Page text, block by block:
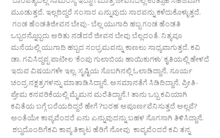
ದಾಂಪತ್ಯದಲ್ಲಿ ಸಾಮರಸ್ಯ ಇದ್ದಾಗ ಮಾತ್ರ ಜೀವನದಲ್ಲಿ ಉತ್ಸಾಹ ಸಹಜವಾಗಿ
ಮೂಡುತ್ತದೆ. ಇಲ್ಲದಿದ್ದರೆ ಸಂಸಾರ ಎನ್ನುವುದು ಸಾರವನ್ನು ಕಳೆದುಕೊಳ್ಳುತ್ತದೆ.
ಗಂಡ ಹೆಂಡತಿಜೀವನ ಬೇವು- ಬೆಲ್ಲ ಯುಗಾದಿ ಹಬ್ಬ ಗಂಡ ಹೆಂಡತಿ
ಒಬ್ಬರನ್ನೊಬ್ಬರು ಅರಿತು ನಡೆದರೆ ಜೀವನ ಬೇವು ಬೆಲ್ಲದಂತೆ. ನಿತ್ಯವೂ
ಮನೆಯಲ್ಲಿ ಯುಗಾದಿ ಹಬ್ಬದ ಸಂಭ್ರಮವನ್ನು ಕಾಣಲು ಸಾಧ್ಯವಾಗುತ್ತದೆ. ಕವಿ
ಡಾ. ಗವಿಸಿದ್ದಪ್ಪ ಪಾಟೀಲ ‘ಕೆಂಪು ಗುಲಾಬಿಯ ಹಾಯಿಕುಗಳು’ ಕೃತಿಯಲ್ಲಿ ಹೇಳದೆ
ಇರುವ ವಿಷಯಗಳೇ ಇಲ್ಲ. ಸೃಷ್ಟಿಯ ಸೊಬಗಿನಲ್ಲಿ ಓಲಾಡಿದ್ದಾನೆ, ಸೂರ್ಯ
ಚಂದ್ರ ನಕ್ಷತ್ರಗಳನ್ನು ಮಾತಾಡಿಸಿದ್ದಾನೆ, ಅಸಮಾನತೆಗೆ ಸಿಡಿದಿದ್ದಾನೆ, ಪ್ರೀತಿ-
ಪ್ರೇಮ ಕನವರಿಕೆಯಲ್ಲಿ ಮೈಮನ ಮರೆತಿದ್ದಾನೆ.! ತಾನು ಒಬ್ಬ ಕವಿಯಾಗಿ
ಕವಿತೆಯ ಬಗ್ಗೆ ಬರೆಯದಿದ್ದರೆ ಹೇಗೆ ?ಬರಹ ಅಪೂರ್ಣವೆನಿಸುತ್ತದೆ ಅಲ್ಲವೆ?
ಅಂತೆಯೇ ಕಾವ್ಯವೆಂದರೆ ಏನು ಎನ್ನುವುದನ್ನು ಬಹಳ ಸೊಗಸಾಗಿ ತಿಳಿಸಿದ್ದಾನೆ.
ಶಬ್ದದೊಂದಿಗೆಕವಿ ಕಾವ್ಯ ತಿಕ್ಕಾಟ ಹೆರಿಗೆ ನೋವು ಕಾವ್ಯವೆಂದರೆ ಕವಿ ತನ್ನ